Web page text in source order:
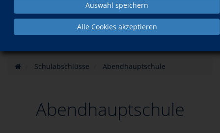
Auswahl speichern
Alle Cookies akzeptieren
Schulabschlüsse Abendhauptschule
Abendhauptschule